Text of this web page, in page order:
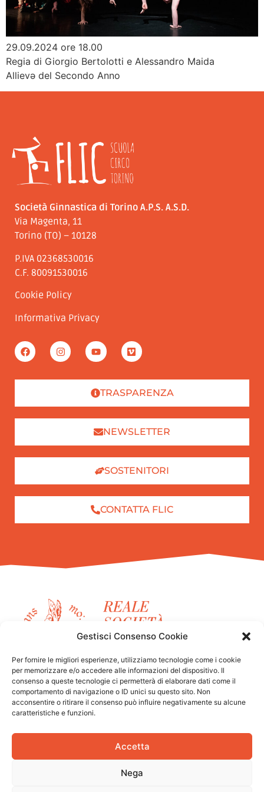
Gestisci Consenso Cookie
Per fornire le migliori esperienze, utilizziamo tecnologie come i cookie
per memorizzare e/o accedere alle informazioni del dispositivo. Il
consenso a queste tecnologie ci permetterà di elaborare dati come il
comportamento di navigazione o ID unici su questo sito. Non
acconsentire o ritirare il consenso può influire negativamente su alcune
caratteristiche e funzioni.
Accetta
Nega
29.09.2024 ore 18.00
Regia di Giorgio Bertolotti e Alessandro Maida
Allievə del Secondo Anno
Società Ginnastica di Torino A.P.S. A.S.D.
Via Magenta, 11
Torino (TO) – 10128
P.IVA 02368530016
C.F. 80091530016
Cookie Policy
Informativa Privacy
TRASPARENZA
NEWSLETTER
SOSTENITORI
CONTATTA FLIC
FLIC Scuola Circo Torino
è un progetto dellaReale Società Ginnastica di
Torino.